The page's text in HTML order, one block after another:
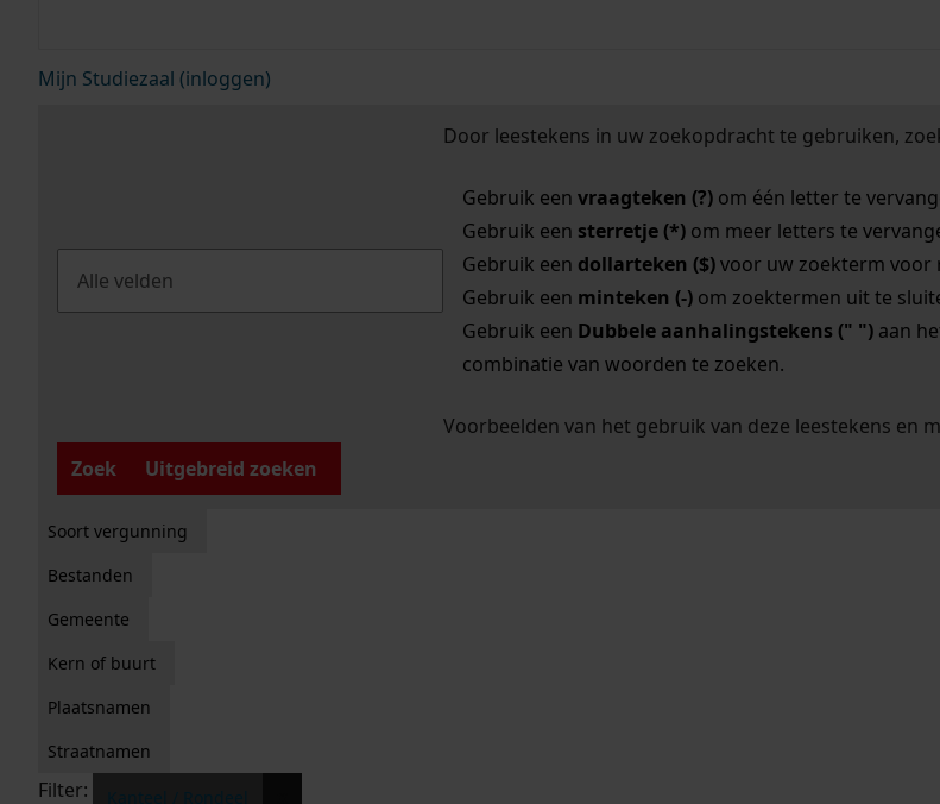
Mijn Studiezaal (inloggen)
Door leestekens in uw zoekopdracht te gebruiken,
Gebruik een vraagteken (?)om één letter te
Gebruik een sterretje (*)om meer letters te
Gebruik een dollarteken ($)voor uw zoekterm voor
Gebruik een minteken (-)om zoektermen uit te
Gebruik een Dubbele aanhalingstekens (" ")aan
combinatie van woorden te zoeken.
Voorbeelden van het gebruik van deze leestekens en
Zoek
Uitgebreid zoeken
Soort vergunning
Bestanden
Gemeente
Kern of buurt
Plaatsnamen
Straatnamen
Filter: